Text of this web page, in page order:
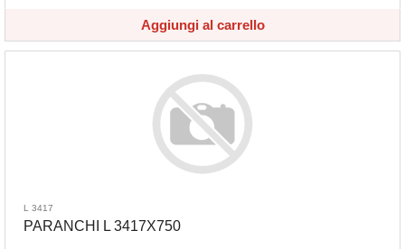
Aggiungi al carrello
L 3417
PARANCHI L 3417X750